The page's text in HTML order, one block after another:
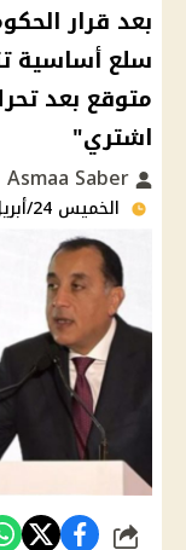
سلع أساسية
متوقع بعد
اشتري"
الخميس 24/أبريل/2025 - 01:28 م
شارك